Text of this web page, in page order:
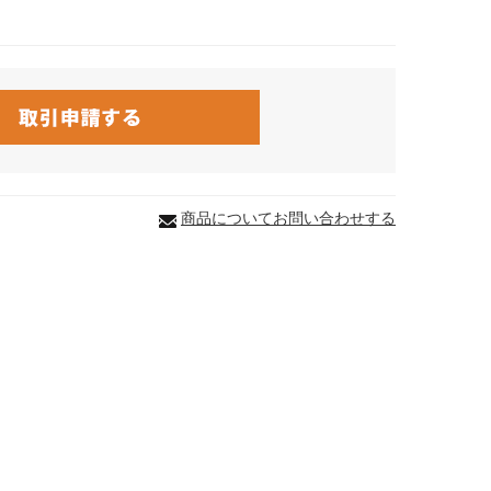
商品についてお問い合わせする